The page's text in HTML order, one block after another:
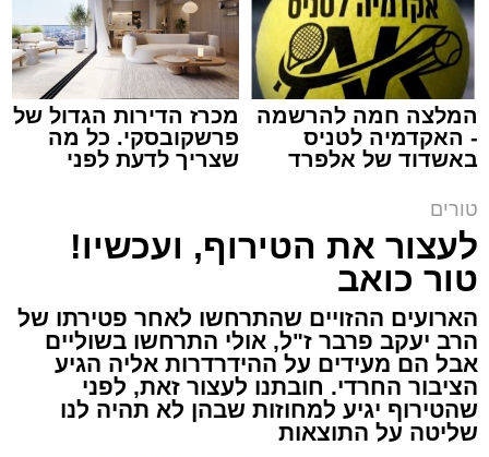
תגים:שנהב עסיס יעוץ זוגי
באותו ערב ישבה המשפחה כולה סביב שולחן
ארוחת הערב. הילדים סיפרו בהתלהבות על מה
שקרה בבית הספר, ביקשו דברים והתווכחו ביניהם
מי ישב ליד אבא. הבית לא היה שקט, אך בין שני
האנשים שישבו משני צדי השולחן כמעט שלא
עברה מילה.
"תגידי לאבא שמחר צריך לקחת את הילד
לבדיקה", אמרה האם לבתה.
המלצה חמה להרשמה
- האקדמיה לטניס
באשדוד של אלפרד
מכרז הדירות הגדול של
פרשקובסקי. כל מה
שצריך לדעת לפני
טורים
לעצור את הטירוף, ועכשיו!
טור כואב
הארועים ההזויים שהתרחשו לאחר פטירתו של
הרב יעקב פרבר ז"ל, אולי התרחשו בשוליים
אבל הם מעידים על ההידרדרות אליה הגיע
הציבור החרדי. חובתנו לעצור זאת, לפני
שהטירוף יגיע למחוזות שבהן לא תהיה לנו
שליטה על התוצאות